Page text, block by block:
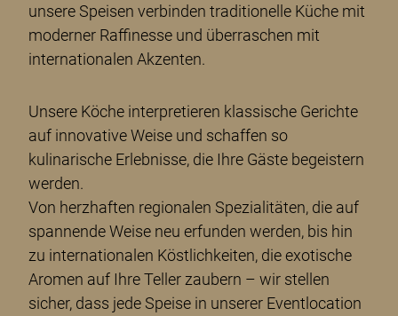
unsere Speisen verbinden traditionelle Küche mit
moderner Raffinesse und überraschen mit
internationalen Akzenten.
Unsere Köche interpretieren klassische Gerichte
auf innovative Weise und schaffen so
kulinarische Erlebnisse, die Ihre Gäste begeistern
werden.
Von herzhaften regionalen Spezialitäten, die auf
spannende Weise neu erfunden werden, bis hin
zu internationalen Köstlichkeiten, die exotische
Aromen auf Ihre Teller zaubern – wir stellen
sicher, dass jede Speise in unserer Eventlocation